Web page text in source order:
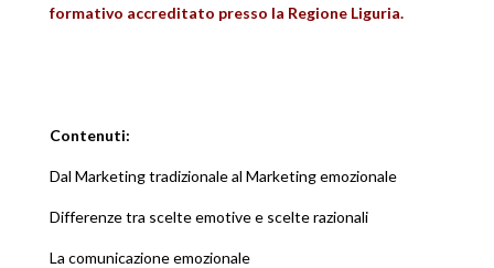
formativo accreditato presso la Regione Liguria.
Contenuti:
Dal Marketing tradizionale al Marketing emozionale
Differenze tra scelte emotive e scelte razionali
La comunicazione emozionale